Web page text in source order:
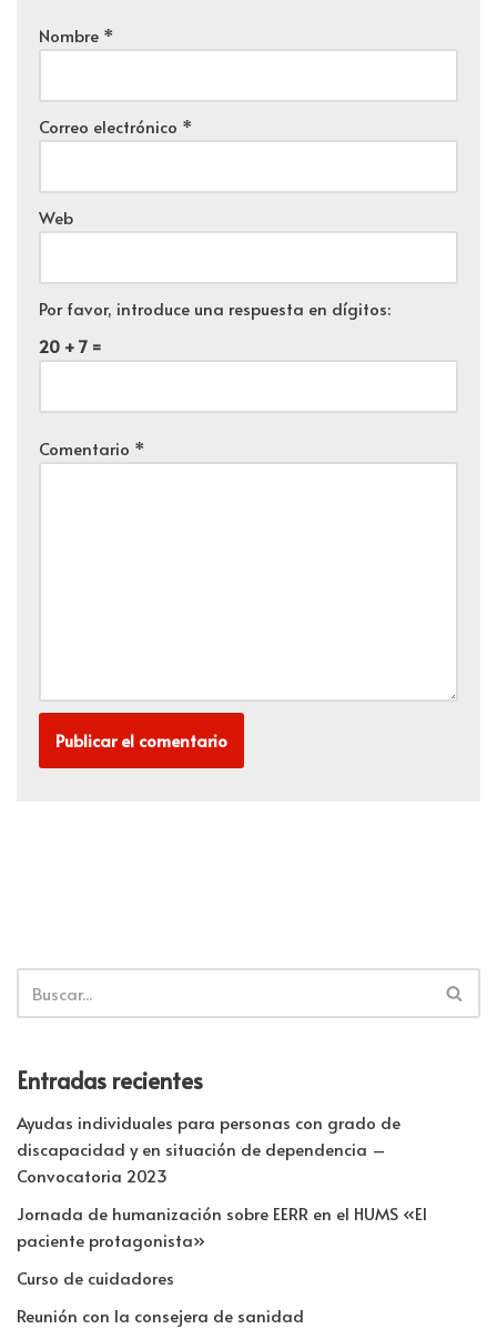
Nombre *
Correo electrónico *
Web
Por favor, introduce una respuesta en dígitos:
20 + 7 =
Comentario *
Entradas recientes
Ayudas individuales para personas con grado de
discapacidad y en situación de dependencia –
Convocatoria 2023
Jornada de humanización sobre EERR en el HUMS «El
paciente protagonista»
Curso de cuidadores
Reunión con la consejera de sanidad